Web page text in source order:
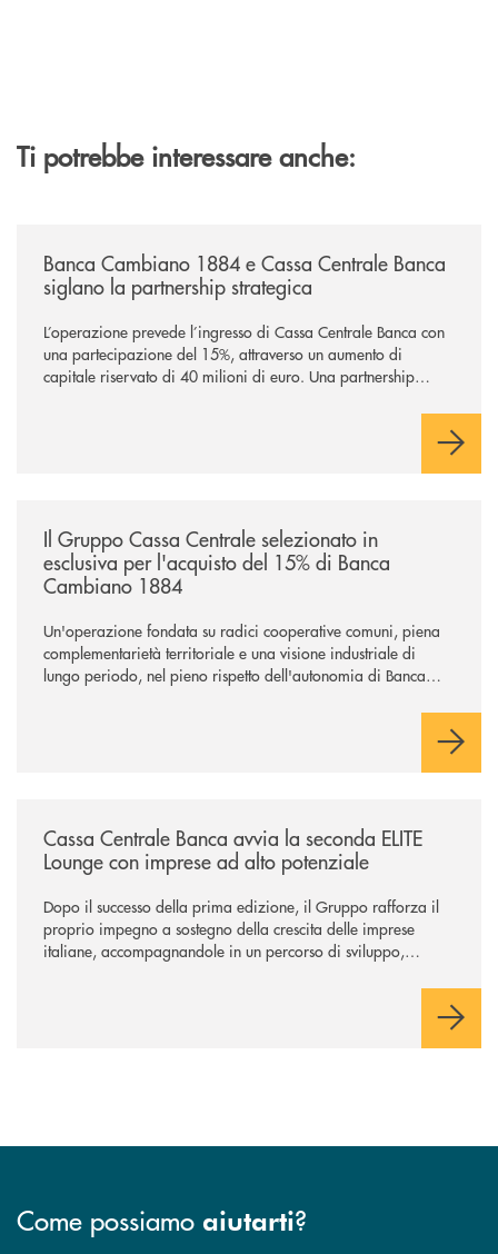
Ti potrebbe interessare anche:
Banca Cambiano 1884 e Cassa Centrale Banca
siglano la partnership strategica
L’operazione prevede l’ingresso di Cassa Centrale Banca con
una partecipazione del 15%, attraverso un aumento di
capitale riservato di 40 milioni di euro. Una partnership
comuni e sulla prossimità ai territori, per ampliare l’offerta e
Il Gruppo Cassa Centrale selezionato in
esclusiva per l'acquisto del 15% di Banca
Cambiano 1884
Un'operazione fondata su radici cooperative comuni, piena
complementarietà territoriale e una visione industriale di
lungo periodo, nel pieno rispetto dell'autonomia di Banca
negoziazione esclusiva per la finalizzazione dell’operazione.
Cassa Centrale Banca avvia la seconda ELITE
Lounge con imprese ad alto potenziale
Dopo il successo della prima edizione, il Gruppo rafforza il
proprio impegno a sostegno della crescita delle imprese
italiane, accompagnandole in un percorso di sviluppo,
Come possiamo aiutarti?